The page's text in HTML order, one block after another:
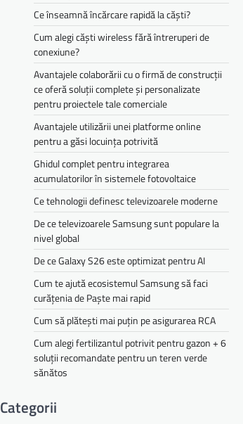
Ce înseamnă încărcare rapidă la căști?
Cum alegi căști wireless fără întreruperi de
conexiune?
Avantajele colaborării cu o firmă de construcții
ce oferă soluții complete și personalizate
pentru proiectele tale comerciale
Avantajele utilizării unei platforme online
pentru a găsi locuința potrivită
Ghidul complet pentru integrarea
acumulatorilor în sistemele fotovoltaice
Ce tehnologii definesc televizoarele moderne
De ce televizoarele Samsung sunt populare la
nivel global
De ce Galaxy S26 este optimizat pentru AI
Cum te ajută ecosistemul Samsung să faci
curățenia de Paște mai rapid
Cum să plătești mai puțin pe asigurarea RCA
Cum alegi fertilizantul potrivit pentru gazon + 6
soluții recomandate pentru un teren verde
sănătos
Categorii